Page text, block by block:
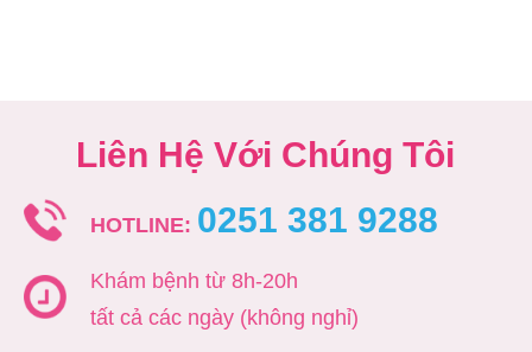
Liên Hệ Với Chúng Tôi
HOTLINE: 0251 381 9288
Khám bệnh từ 8h-20h
tất cả các ngày (không nghỉ)